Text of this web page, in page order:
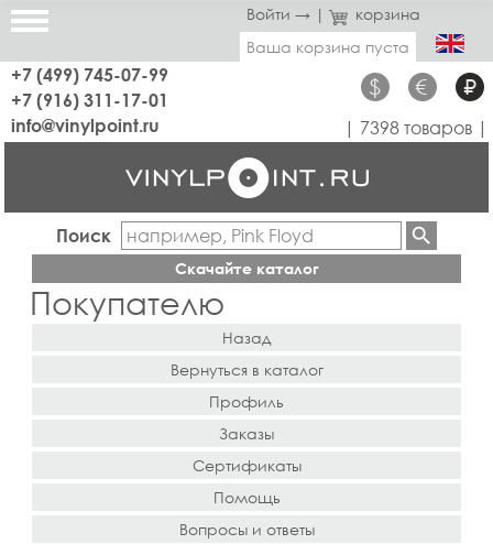
Войти → |
корзина
Ваша корзина пуста
+7 (499) 745-07-99
+7 (916) 311-17-01
$ € ₽
info@vinylpoint.ru | 7398 товаров |
Поиск
Скачайте каталог
Покупателю
Назад
Вернуться в каталог
Профиль
Заказы
Сертификаты
Помощь
Вопросы и ответы